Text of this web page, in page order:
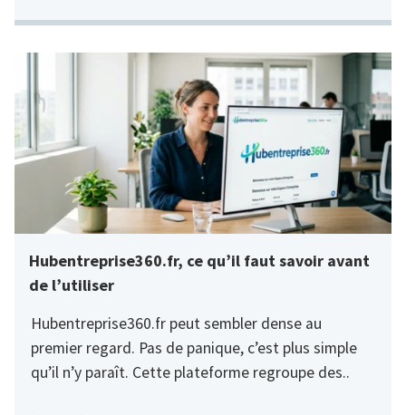
Hubentreprise360.fr, ce qu’il faut savoir avant
de l’utiliser
Hubentreprise360.fr peut sembler dense au
premier regard. Pas de panique, c’est plus simple
qu’il n’y paraît. Cette plateforme regroupe des..